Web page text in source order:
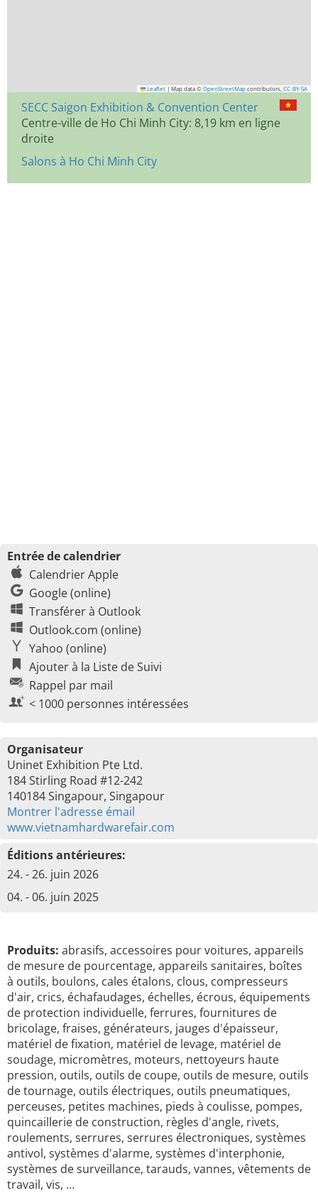
Leaflet | Map data © OpenStreetMap contributors, CC-BY-SA
SECC Saigon Exhibition & Convention Center
Centre-ville de Ho Chi Minh City: 8,19 km en ligne
droite
Salons à Ho Chi Minh City
Entrée de calendrier
Calendrier Apple
Google (online)
Transférer à Outlook
Outlook.com (online)
Yahoo (online)
Ajouter à la Liste de Suivi
Rappel par mail
< 1000 personnes intéressées
Organisateur
Uninet Exhibition Pte Ltd.
184 Stirling Road #12-242
140184 Singapour, Singapour
Montrer l'adresse émail
www.vietnamhardwarefair.com
Éditions antérieures:
24. - 26. juin 2026
04. - 06. juin 2025
Produits: abrasifs, accessoires pour voitures, appareils
de mesure de pourcentage, appareils sanitaires, boîtes
à outils, boulons, cales étalons, clous, compresseurs
d'air, crics, échafaudages, échelles, écrous, équipements
de protection individuelle, ferrures, fournitures de
bricolage, fraises, générateurs, jauges d'épaisseur,
matériel de fixation, matériel de levage, matériel de
soudage, micromètres, moteurs, nettoyeurs haute
pression, outils, outils de coupe, outils de mesure, outils
de tournage, outils électriques, outils pneumatiques,
perceuses, petites machines, pieds à coulisse, pompes,
quincaillerie de construction, règles d'angle, rivets,
roulements, serrures, serrures électroniques, systèmes
antivol, systèmes d'alarme, systèmes d'interphonie,
systèmes de surveillance, tarauds, vannes, vêtements de
travail, vis, …